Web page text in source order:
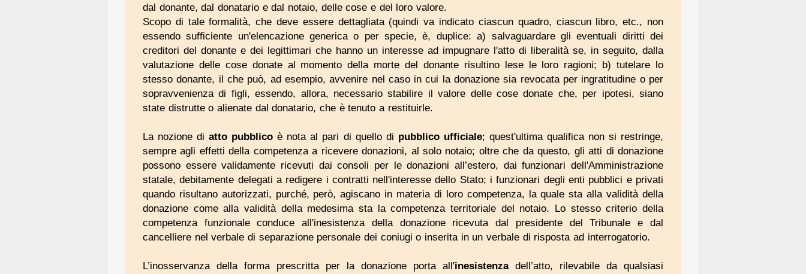
dal donante, dal donatario e dal notaio, delle cose e del loro valore.
Scopo di tale formalità, che deve essere dettagliata (quindi va indicato ciascun quadro, ciascun libro, etc., non
essendo sufficiente un'elencazione generica o per specie, è, duplice: a) salvaguardare gli eventuali diritti dei
creditori del donante e dei legittimari che hanno un interesse ad impugnare l'atto di liberalità se, in seguito, dalla
valutazione delle cose donate al momento della morte del donante risultino lese le loro ragioni; b) tutelare lo
stesso donante, il che può, ad esempio, avvenire nel caso in cui la donazione sia revocata per ingratitudine o per
sopravvenienza di figli, essendo, allora, necessario stabilire il valore delle cose donate che, per ipotesi, siano
state distrutte o alienate dal donatario, che è tenuto a restituirle.
La nozione diatto pubblico è nota al pari di quello di pubblico ufficiale; quest'ultima qualifica non si restringe,
sempre agli effetti della competenza a ricevere donazioni, al solo notaio; oltre che da questo, gli atti di donazione
possono essere validamente ricevuti dai consoli per le donazioni all’estero, dai funzionari dell'Amministrazione
statale, debitamente delegati a redigere i contratti nell'interesse dello Stato; i funzionari degli enti pubblici e privati
quando risultano autorizzati, purché, però, agiscano in materia di loro competenza, la quale sta alla validità della
donazione come alla validità della medesima sta la competenza territoriale del notaio. Lo stesso criterio della
competenza funzionale conduce all'inesistenza della donazione ricevuta dal presidente del Tribunale e dal
cancelliere nel verbale di separazione personale dei coniugi o inserita in un verbale di risposta ad interrogatorio.
L’inosservanza della forma prescritta per la donazione porta all'inesistenzadell’atto, rilevabile da qualsiasi